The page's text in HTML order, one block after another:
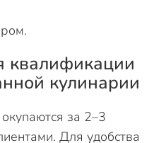
кулинарии
за 2–3
Для удобства